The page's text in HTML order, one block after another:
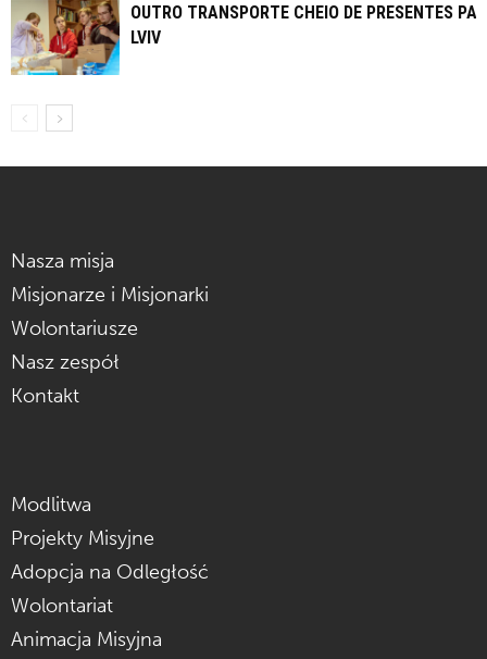
OUTRO TRANSPORTE CHEIO DE PRESENTES
LVIV
Nasza misja
Misjonarze i Misjonarki
Wolontariusze
Nasz zespół
Kontakt
Modlitwa
Projekty Misyjne
Adopcja na Odległość
Wolontariat
Animacja Misyjna